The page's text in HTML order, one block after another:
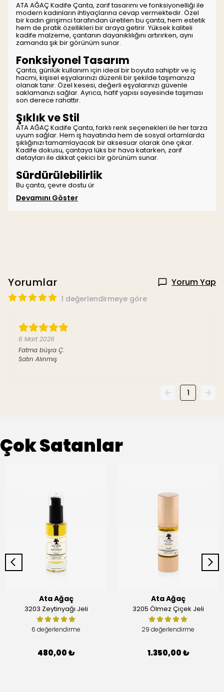
ATA AĞAÇ Kadife Çanta, zarif tasarımı ve fonksiyonelliği ile
modern kadınların ihtiyaçlarına cevap vermektedir. Özel
bir kadın girişimci tarafından üretilen bu çanta, hem estetik
hem de pratik özellikleri bir araya getirir. Yüksek kaliteli
kadife malzeme, çantanın dayanıklılığını artırırken, aynı
zamanda şık bir görünüm sunar.
Fonksiyonel Tasarım
Çanta, günlük kullanım için ideal bir boyuta sahiptir ve iç
hacmi, kişisel eşyalarınızı düzenli bir şekilde taşımanıza
olanak tanır. Özel kesesi, değerli eşyalarınızı güvenle
saklamanızı sağlar. Ayrıca, hafif yapısı sayesinde taşıması
son derece rahattır.
Şıklık ve Stil
ATA AĞAÇ Kadife Çanta, farklı renk seçenekleri ile her tarza
uyum sağlar. Hem iş hayatında hem de sosyal ortamlarda
şıklığınızı tamamlayacak bir aksesuar olarak öne çıkar.
Kadife dokusu, çantaya lüks bir hava katarken, zarif
detayları ile dikkat çekici bir görünüm sunar.
Sürdürülebilirlik
Bu çanta, çevre dostu ür
Devamını Göster
Yorumlar Yorum Yap
1 değerlendirmeye göre
6 Mart 2026
Fatma büşra Ç.
Satın Alınmış
1
Çok Satanlar
Ata Ağaç
3203 Zeytinyağı Jeli
6 değerlendirme
480,00 ₺
Ata Ağaç
3205 Ölmez Çiçek Jeli
29 değerlendirme
1.350,00 ₺